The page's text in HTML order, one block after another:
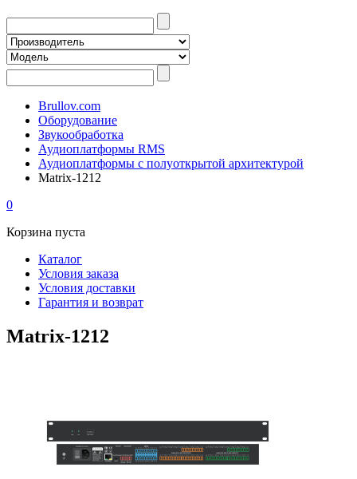
Brullov.com
Оборудование
Звукообработка
Аудиоплатформы RMS
Аудиоплатформы с полуоткрытой архитектурой
Matrix-1212
0
Корзина пуста
Каталог
Условия заказа
Условия доставки
Гарантия и возврат
Matrix-1212